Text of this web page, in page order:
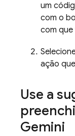
um
com o
com que
ação
Use a
Gemini